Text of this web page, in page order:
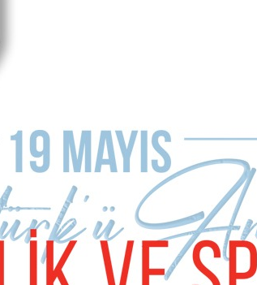
alanın yeni statüsüyle birlikte daha
çıkarıldı.
çıkarıldı. Mesire yeri olarak 3 milyon
bedelle kiraya verileceğini öğrenen F.Ç.
Ankara’da yapılan ihaleyi 120 bin lira
Bakanlık tarafından iptal edildi.
adrese gitmediği için iptal edildiği öne
bedeli ve 5 yıldızlı otel ya da tatil köyü ile
Parkı bir kez daha ihaleye çıkarıldı. Bu kez
bağlı Antalya Şube
Teknik Katı Atık adındaki firmaların
koyla ilgili ihaleyi, Rixos otellerinin sahibi
öne sürüldü
koydum: “Kılıfına uydurmak” Bu olsa